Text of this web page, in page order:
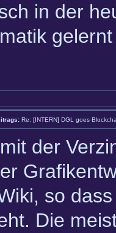
in der
Re: [INTERN] DGL goes
der
so
Die